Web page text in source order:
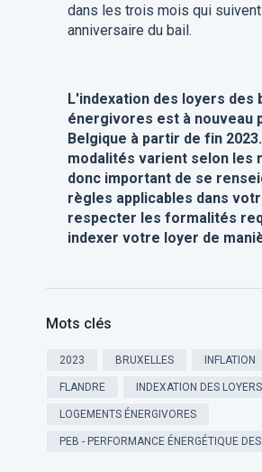
dans les trois mois qui
anniversaire du bail.
L'indexation des loyers des
énergivores est à nouveau
Belgique à partir de fin
modalités varient selon les
donc important de se
règles applicables dans
respecter les formalités
indexer votre loyer de
Mots clés
2023 BRUXELLES INFLATION
FLANDRE INDEXATION DES LOYERS
LOGEMENTS ÉNERGIVORES
PEB - PERFORMANCE ÉNERGÉTIQUE